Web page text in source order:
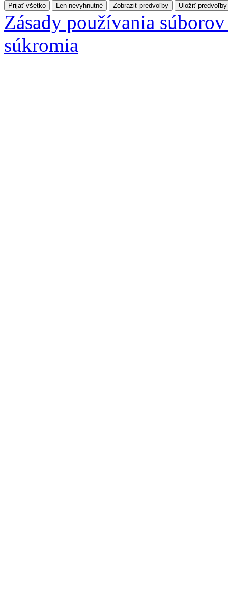
Prijať všetko Len nevyhnutné Zobraziť predvoľby Uložiť predvoľby
Zásady používania
súkromia